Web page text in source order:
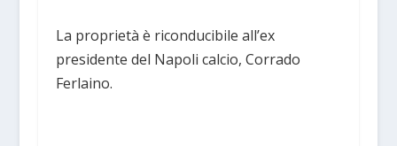
La proprietà è riconducibile all’ex
presidente del Napoli calcio, Corrado
Ferlaino.